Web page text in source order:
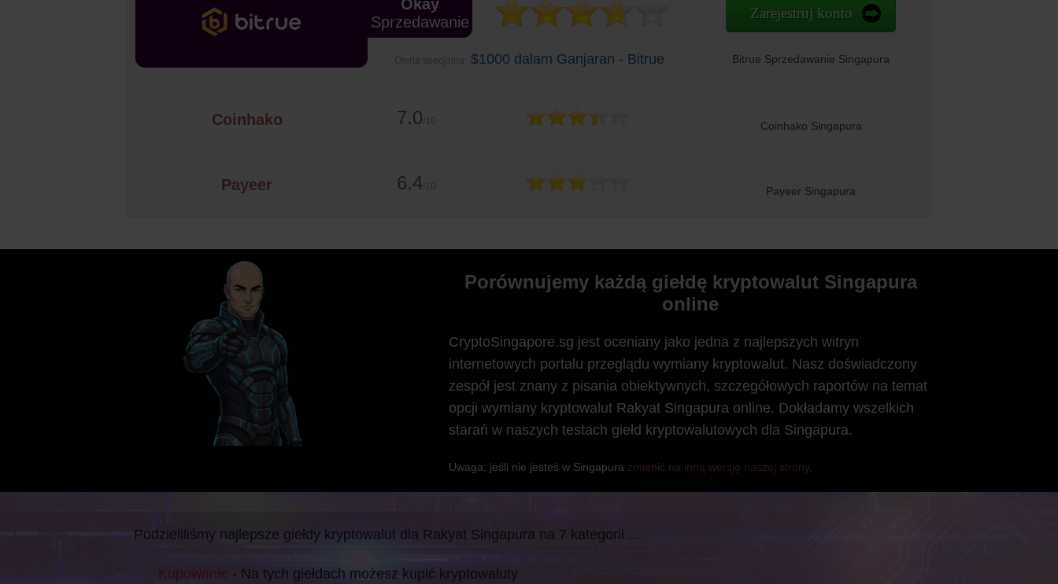
Okay
Sprzedawanie
Zarejestruj konto
Bitrue Sprzedawanie Singapura
$1000 dalam Ganjaran - Bitrue
Coinhako 7.0 Coinhako Singapura
Payeer 6.4 Payeer Singapura
Porównujemy każdą giełdę kryptowalut Singapura
online
CryptoSingapore.sg jest oceniany jako jedna z najlepszych witryn
internetowych portalu przeglądu wymiany kryptowalut. Nasz doświadczony
zespół jest znany z pisania obiektywnych, szczegółowych raportów na temat
opcji wymiany kryptowalut Rakyat Singapura online. Dokładamy wszelkich
starań w naszych testach giełd kryptowalutowych dla Singapura.
Uwaga: jeśli nie jesteś w Singapura zmienić na inną wersję naszej strony.
Podzieliliśmy najlepsze giełdy kryptowalut dla Rakyat Singapura na 7 kategorii ...
Kupowanie - Na tych giełdach możesz kupić kryptowaluty